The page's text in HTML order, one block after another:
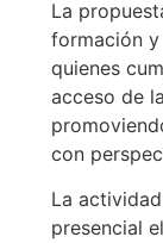
La
formación y
quienes
acceso de
con
La
presencial